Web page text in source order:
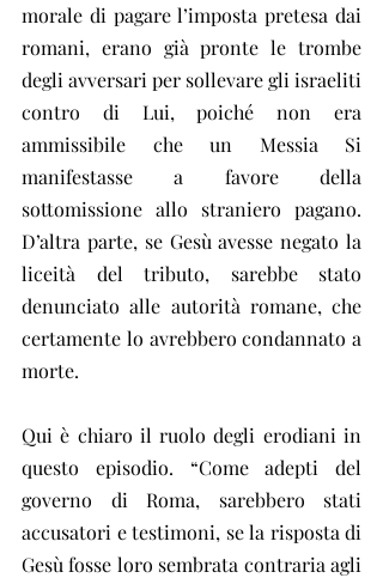
morale di pagare l’imposta pretesa dai
romani, erano già pronte le trombe
degli avversari per sollevare gli israeliti
contro di Lui, poiché non era
ammissibile che un Messia Si
manifestasse a favore della
sottomissione allo straniero pagano.
D’altra parte, se Gesù avesse negato la
liceità del tributo, sarebbe stato
denunciato alle autorità romane, che
certamente lo avrebbero condannato a
morte.
Qui è chiaro il ruolo degli erodiani in
questo episodio. “Come adepti del
governo di Roma, sarebbero stati
accusatori e testimoni, se la risposta di
Gesù fosse loro sembrata contraria agli